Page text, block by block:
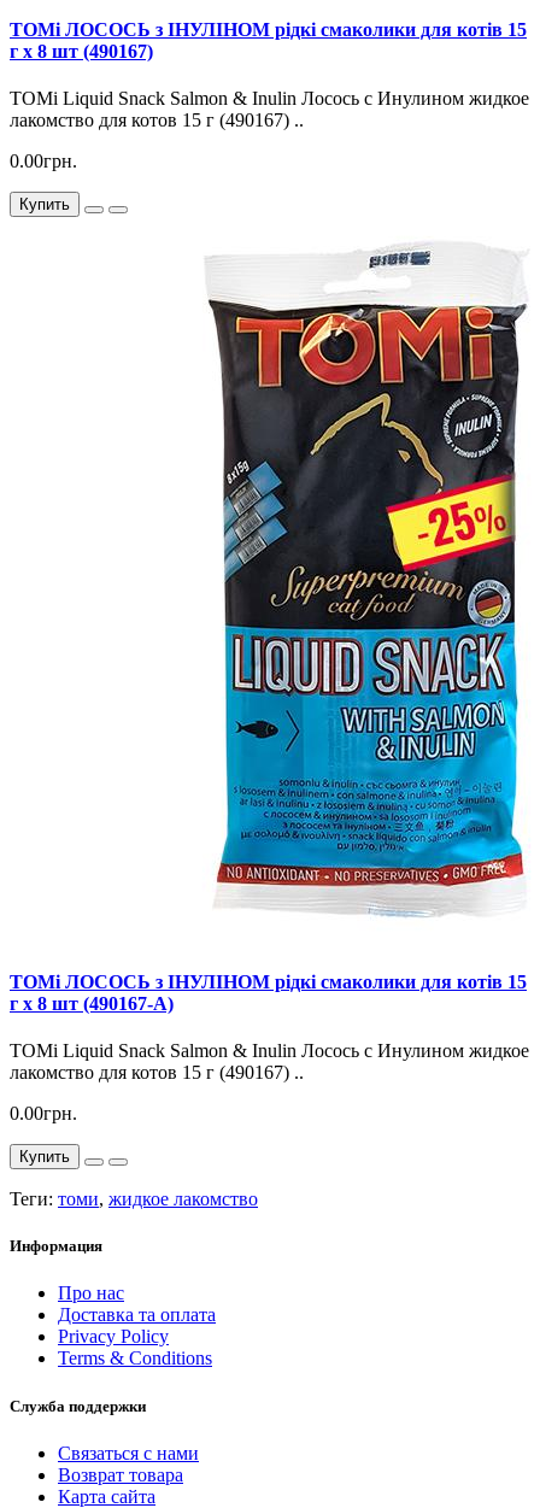
TOMi ЛОСОСЬ з ІНУЛІНОМ рідкі смаколики для котів 15
г х 8 шт (490167)
TOMi Liquid Snack Salmon & Inulin Лосось с Инулином жидкое
лакомство для котов 15 г (490167) ..
0.00грн.
Купить
TOMi ЛОСОСЬ з ІНУЛІНОМ рідкі смаколики для котів 15
г х 8 шт (490167-A)
TOMi Liquid Snack Salmon & Inulin Лосось с Инулином жидкое
лакомство для котов 15 г (490167) ..
0.00грн.
Купить
Теги: томи, жидкое лакомство
Информация
Про нас
Доставка та оплата
Privacy Policy
Terms & Conditions
Служба поддержки
Связаться с нами
Возврат товара
Карта сайта